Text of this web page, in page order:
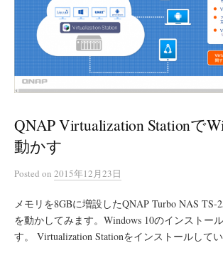
QNAP Virtualization Stationで
動かす
Posted on 2015年12月23日
メモリを8GBに増設したQNAP Turbo NAS TS-
を動かしてみます。Windows 10のインストー
す。 Virtualization Stationをインストールして